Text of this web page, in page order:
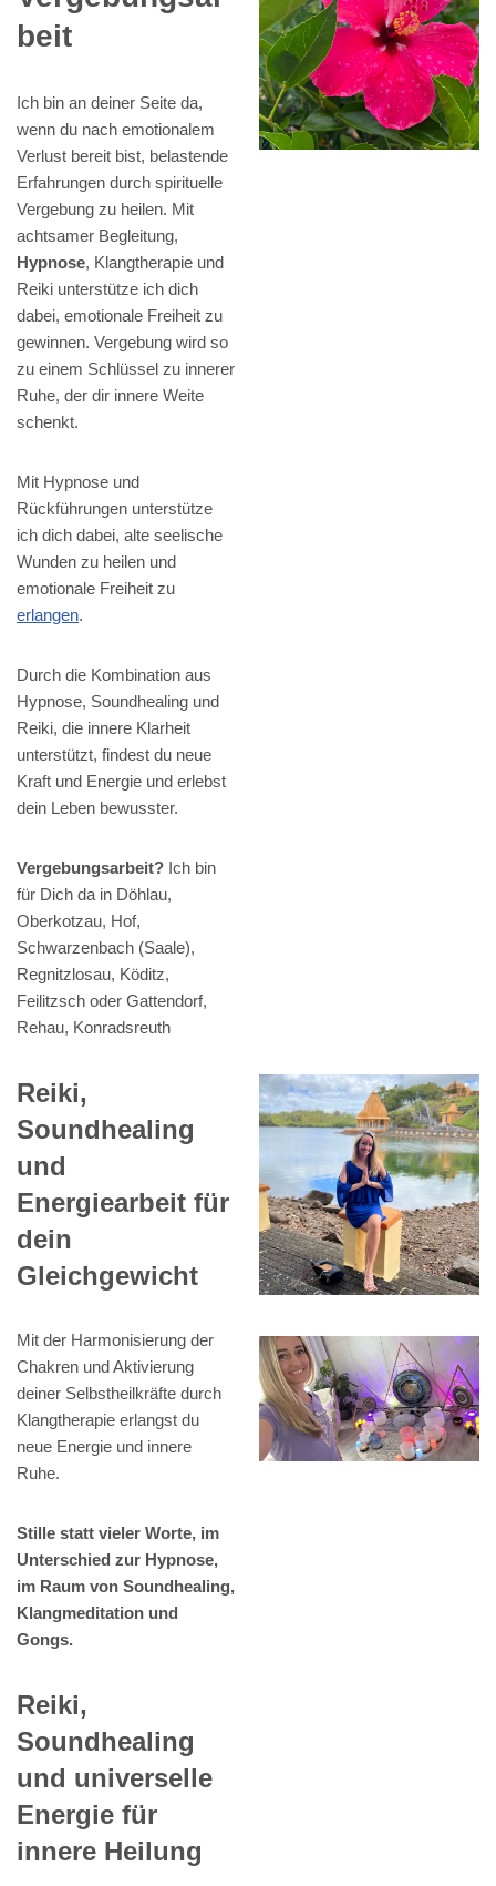
beit
Ich bin an deiner Seite da,
wenn du nach emotionalem
Verlust bereit bist, belastende
Erfahrungen durch spirituelle
Vergebung zu heilen. Mit
achtsamer Begleitung,
Hypnose, Klangtherapie und
Reiki unterstütze ich dich
dabei, emotionale Freiheit zu
gewinnen. Vergebung wird so
zu einem Schlüssel zu innerer
Ruhe, der dir innere Weite
schenkt.
Mit Hypnose und
Rückführungen unterstütze
ich dich dabei, alte seelische
Wunden zu heilen und
emotionale Freiheit zu
erlangen.
Durch die Kombination aus
Hypnose, Soundhealing und
Reiki, die innere Klarheit
unterstützt, findest du neue
Kraft und Energie und erlebst
dein Leben bewusster.
Vergebungsarbeit? Ich bin
für Dich da in Döhlau,
Oberkotzau, Hof,
Schwarzenbach (Saale),
Regnitzlosau, Köditz,
Feilitzsch oder Gattendorf,
Rehau, Konradsreuth
Reiki,
Soundhealing
und
Energiearbeit für
dein
Gleichgewicht
Mit der Harmonisierung der
Chakren und Aktivierung
deiner Selbstheilkräfte durch
Klangtherapie erlangst du
neue Energie und innere
Ruhe.
Stille statt vieler Worte, im
Unterschied zur Hypnose,
im Raum von Soundhealing,
Klangmeditation und
Gongs.
Reiki,
Soundhealing
und universelle
Energie für
innere Heilung